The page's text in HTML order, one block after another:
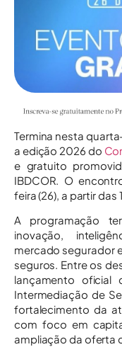
Termina nesta
a edição 2026 do
e gratuito
IBDCOR. O
feira (26), a partir das
A programação
inovação,
mercado segurador
seguros. Entre os
lançamento oficial
Intermediação de
fortalecimento da
com foco em
ampliação da oferta